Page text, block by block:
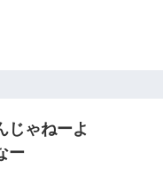
りますか」バカ夫
官「どうぞ」
じゃねーよ
ー